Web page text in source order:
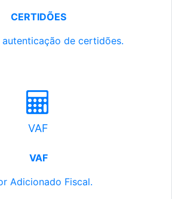
CERTIDÕES
autenticação de certidões.
VAF
VAF
Adicionado Fiscal.